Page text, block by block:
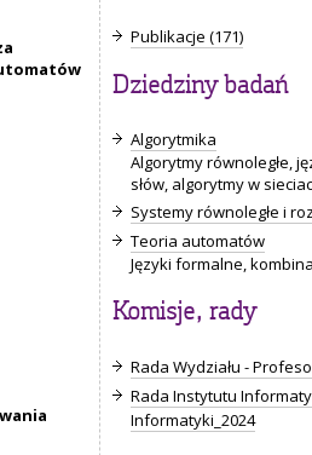
Publikacje (171)
Dziedziny badań
Algorytmika
Algorytmy równoległe,
słów, algorytmy w
Systemy równoległe i
Teoria automatów
Języki formalne,
Komisje, rady
Rada Wydziału -
Rada Instytutu
Informatyki_2024